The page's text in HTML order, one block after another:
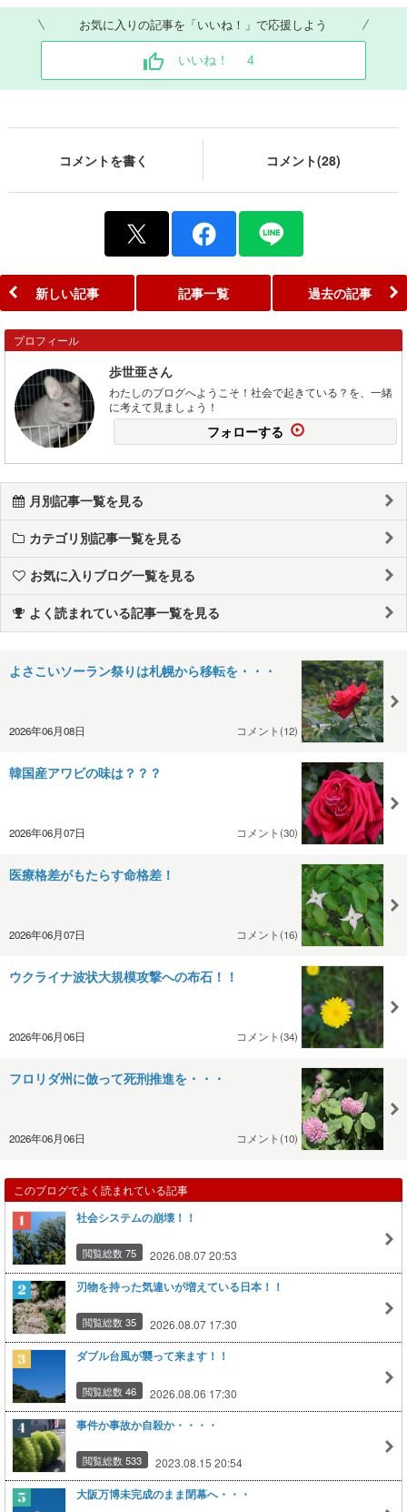
お気に入りの記事を「いいね！」で応援しよう
いいね！ 4
コメントを書く コメント(28)
新しい記事 記事一覧 過去の記事
プロフィール
歩世亜さん
わたしのブログへようこそ！社会で起きている？を、一緒
に考えて見ましょう！
フォローする
月別記事一覧を見る
カテゴリ別記事一覧を見る
お気に入りブログ一覧を見る
よく読まれている記事一覧を見る
よさこいソーラン祭りは札幌から移転を・・・
2026年06月08日 コメント(12)
韓国産アワビの味は？？？
2026年06月07日 コメント(30)
医療格差がもたらす命格差！
2026年06月07日 コメント(16)
ウクライナ波状大規模攻撃への布石！！
2026年06月06日 コメント(34)
フロリダ州に倣って死刑推進を・・・
2026年06月06日 コメント(10)
このブログでよく読まれている記事
社会システムの崩壊！！
閲覧総数 75 2026.08.07 20:53
刃物を持った気違いが増えている日本！！
閲覧総数 35 2026.08.07 17:30
ダブル台風が襲って来ます！！
閲覧総数 46 2026.08.06 17:30
事件か事故か自殺か・・・・
閲覧総数 533 2023.08.15 20:54
大阪万博未完成のまま閉幕へ・・・